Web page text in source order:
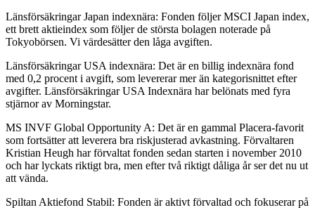
Länsförsäkringar Japan indexnära: Fonden följer MSCI Japan index,
ett brett aktieindex som följer de största bolagen noterade på
Tokyobörsen. Vi värdesätter den låga avgiften.
Länsförsäkringar USA indexnära: Det är en billig indexnära fond
med 0,2 procent i avgift, som levererar mer än kategorisnittet efter
avgifter. Länsförsäkringar USA Indexnära har belönats med fyra
stjärnor av Morningstar.
MS INVF Global Opportunity A: Det är en gammal Placera-favorit
som fortsätter att leverera bra riskjusterad avkastning. Förvaltaren
Kristian Heugh har förvaltat fonden sedan starten i november 2010
och har lyckats riktigt bra, men efter två riktigt dåliga år ser det nu ut
att vända.
Spiltan Aktiefond Stabil: Fonden är aktivt förvaltad och fokuserar på